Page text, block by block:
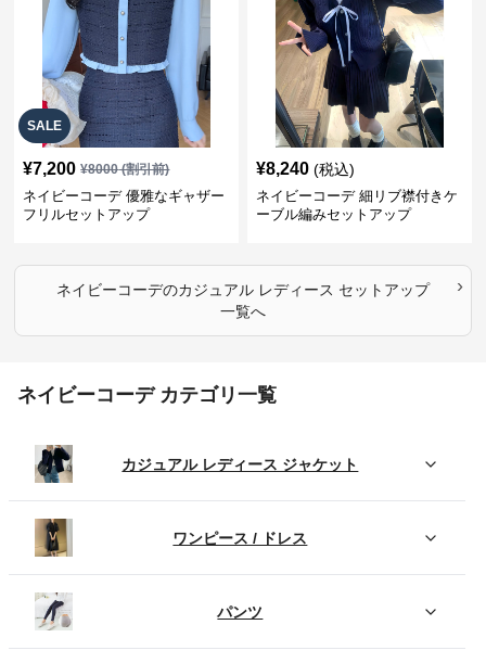
SALE
¥7,200 ¥8000(割引前)
ネイビーコーデ 優雅なギャザー
フリルセットアップ
¥8,240 (税込)
ネイビーコーデ 細リブ襟付きケ
ーブル編みセットアップ
ネイビーコーデのカジュアル レディース セットアップ
一覧へ
›
ネイビーコーデ カテゴリ一覧
カジュアル レディース ジャケット
ワンピース / ドレス
パンツ